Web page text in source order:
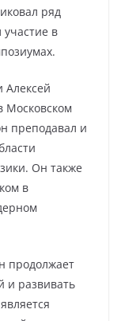
ряд
в
Алексей
Московском
преподавал и
Он также
в
продолжает
и развивать